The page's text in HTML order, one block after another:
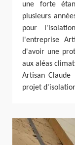
une forte
plusieurs
pour
l'entreprise
d'avoir une
aux aléas
Artisan
projet